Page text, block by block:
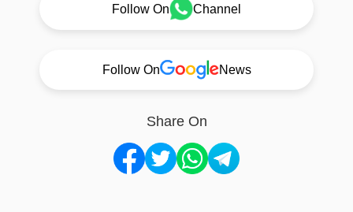
Follow On Channel
Follow On News
Share On